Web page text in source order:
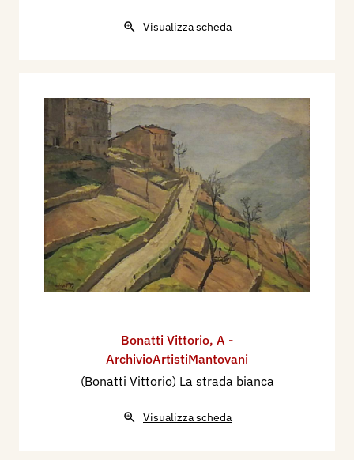
Visualizza scheda
Bonatti Vittorio, A -
ArchivioArtistiMantovani
(Bonatti Vittorio) La strada bianca
Visualizza scheda